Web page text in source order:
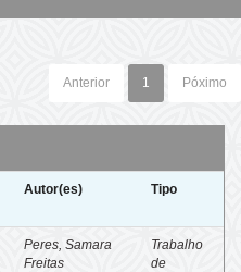
Anterior 1 Póximo
Autor(es) Tipo
Peres, Samara
Freitas
Trabalho
de